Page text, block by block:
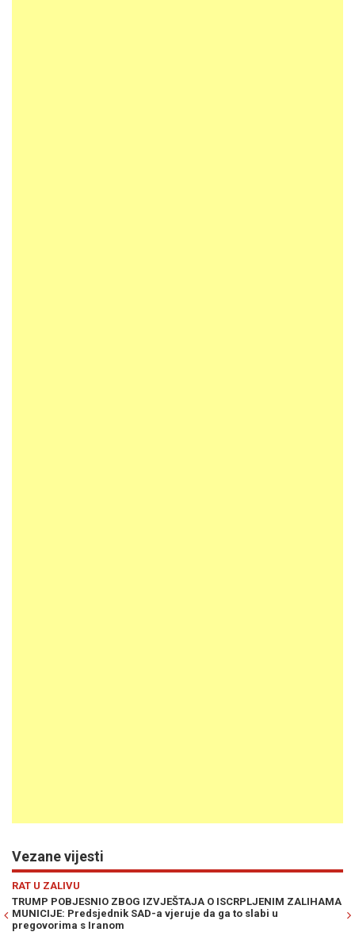
Vezane vijesti
ZALIHAMA
RAT U ZALIVU
RUSIJA NADOGRADILA IRANSKE NAPADAČKE DRONOVE
Američke vojne baze na Bliskom istoku sada su suočene
opasnijim protivnikom